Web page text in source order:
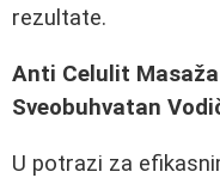
rezultate.
Anti Celulit
Sveobuhvatan
U potrazi za